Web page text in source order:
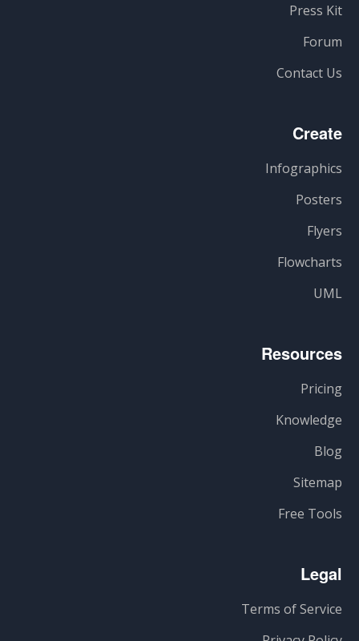
Press Kit
Forum
Contact Us
Create
Infographics
Posters
Flyers
Flowcharts
UML
Resources
Pricing
Knowledge
Blog
Sitemap
Free Tools
Legal
Terms of Service